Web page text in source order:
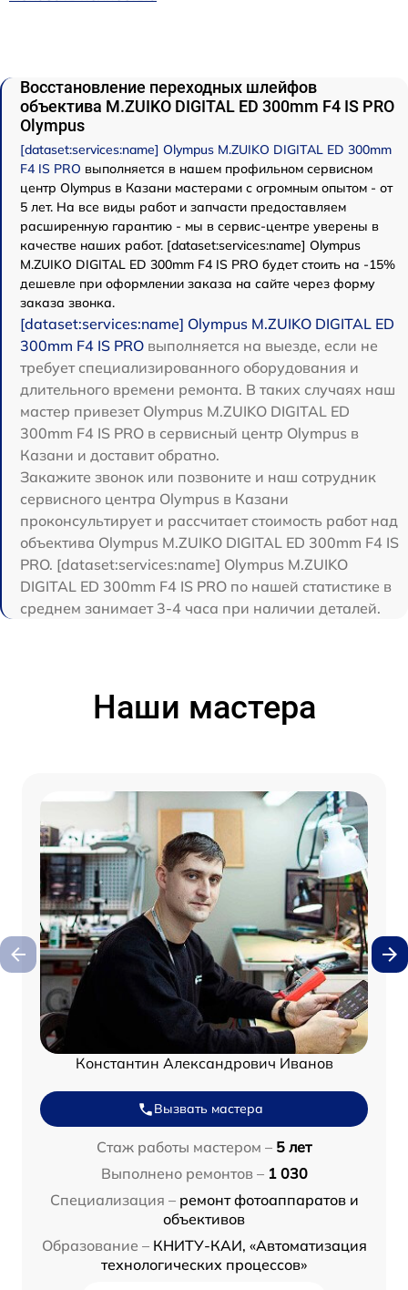
Восстановление переходных шлейфов
объектива M.ZUIKO DIGITAL ED 300mm F4 IS PRO
Olympus
[dataset:services:name] Olympus M.ZUIKO DIGITAL ED 300mm
F4 IS PRO выполняется в нашем профильном сервисном
центр Olympus в Казани мастерами с огромным опытом - от
5 лет. На все виды работ и запчасти предоставляем
расширенную гарантию - мы в сервис-центре уверены в
качестве наших работ. [dataset:services:name] Olympus
M.ZUIKO DIGITAL ED 300mm F4 IS PRO будет стоить на -15%
дешевле при оформлении заказа на сайте через форму
заказа звонка.
[dataset:services:name] Olympus M.ZUIKO DIGITAL ED
300mm F4 IS PRO выполняется на выезде, если не
требует специализированного оборудования и
длительного времени ремонта. В таких случаях наш
мастер привезет Olympus M.ZUIKO DIGITAL ED
300mm F4 IS PRO в сервисный центр Olympus в
Казани и доставит обратно.
Закажите звонок или позвоните и наш сотрудник
сервисного центра Olympus в Казани
проконсультирует и рассчитает стоимость работ над
объектива Olympus M.ZUIKO DIGITAL ED 300mm F4 IS
PRO. [dataset:services:name] Olympus M.ZUIKO
DIGITAL ED 300mm F4 IS PRO по нашей статистике в
среднем занимает 3-4 часа при наличии деталей.
Наши мастера
Константин Александрович Иванов
Вызвать мастера
Стаж работы мастером – 5 лет
Выполнено ремонтов – 1 030
Специализация – ремонт фотоаппаратов и
объективов
Образование – КНИТУ-КАИ, «Автоматизация
технологических процессов»